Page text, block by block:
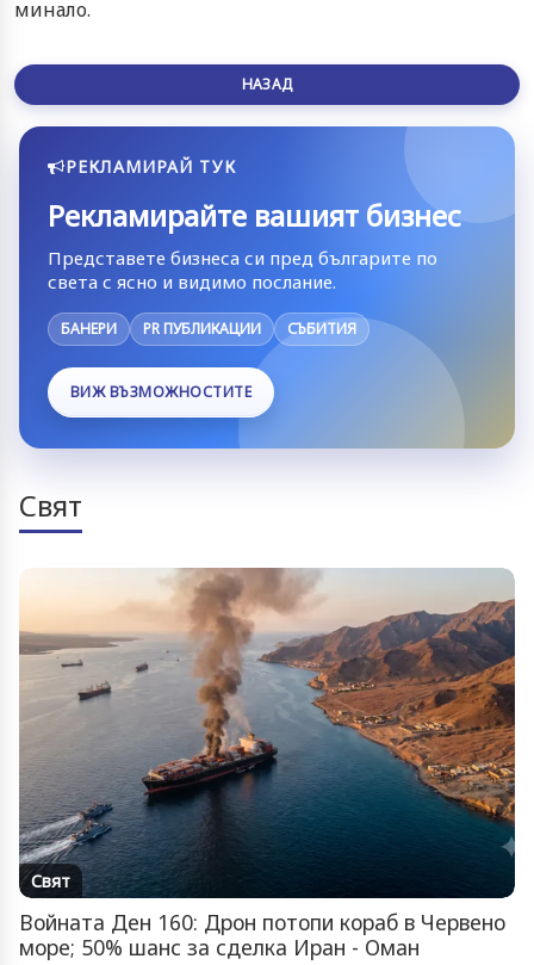
минало.
НАЗАД
РЕКЛАМИРАЙ ТУК
Рекламирайте вашият бизнес
Представете бизнеса си пред българите по
света с ясно и видимо послание.
БАНЕРИ PR ПУБЛИКАЦИИ СЪБИТИЯ
ВИЖ ВЪЗМОЖНОСТИТЕ
Свят
Свят
Войната Ден 160: Дрон потопи кораб в Червено
море; 50% шанс за сделка Иран - Оман